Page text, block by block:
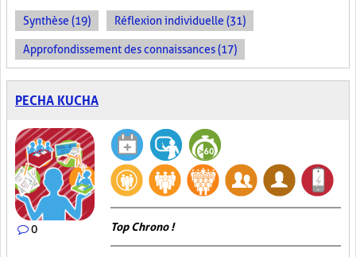
Synthèse (19) Réflexion individuelle (31)
Approfondissement des connaissances (17)
PECHA KUCHA
0 Top Chrono !